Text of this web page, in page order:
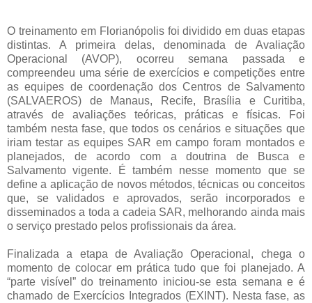
O treinamento em Florianópolis foi dividido em duas etapas
distintas. A primeira delas, denominada de Avaliação
Operacional (AVOP), ocorreu semana passada e
compreendeu uma série de exercícios e competições entre
as equipes de coordenação dos Centros de Salvamento
(SALVAEROS) de Manaus, Recife, Brasília e Curitiba,
através de avaliações teóricas, práticas e físicas. Foi
também nesta fase, que todos os cenários e situações que
iriam testar as equipes SAR em campo foram montados e
planejados, de acordo com a doutrina de Busca e
Salvamento vigente. É também nesse momento que se
define a aplicação de novos métodos, técnicas ou conceitos
que, se validados e aprovados, serão incorporados e
disseminados a toda a cadeia SAR, melhorando ainda mais
o serviço prestado pelos profissionais da área.
Finalizada a etapa de Avaliação Operacional, chega o
momento de colocar em prática tudo que foi planejado. A
“parte visível” do treinamento iniciou-se esta semana e é
chamado de Exercícios Integrados (EXINT). Nesta fase, as